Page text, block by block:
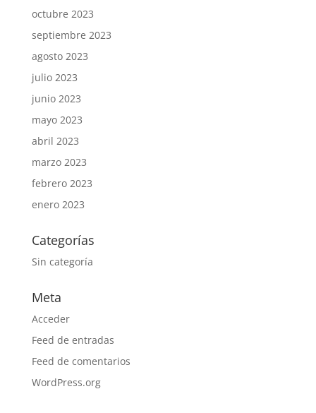
octubre 2023
septiembre 2023
agosto 2023
julio 2023
junio 2023
mayo 2023
abril 2023
marzo 2023
febrero 2023
enero 2023
Categorías
Sin categoría
Meta
Acceder
Feed de entradas
Feed de comentarios
WordPress.org